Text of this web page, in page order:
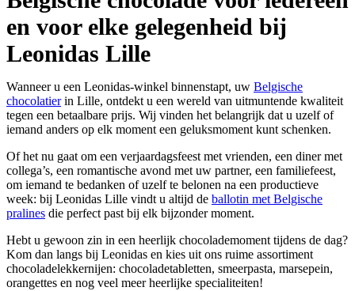
en voor elke gelegenheid bij
Leonidas Lille
Wanneer u een Leonidas-winkel binnenstapt, uw Belgische
chocolatierin Lille, ontdekt u een wereld van uitmuntende kwaliteit
tegen een betaalbare prijs. Wij vinden het belangrijk dat u uzelf of
iemand anders op elk moment een geluksmoment kunt schenken.
Of het nu gaat om een verjaardagsfeest met vrienden, een diner met
collega’s, een romantische avond met uw partner, een familiefeest,
om iemand te bedanken of uzelf te belonen na een productieve
week: bij Leonidas Lille vindt u altijd de ballotin met Belgische
pralines die perfect past bij elk bijzonder moment.
Hebt u gewoon zin in een heerlijk chocolademoment tijdens de dag?
Kom dan langs bij Leonidas en kies uit ons ruime assortiment
chocoladelekkernijen: chocoladetabletten, smeerpasta, marsepein,
orangettes en nog veel meer heerlijke specialiteiten!